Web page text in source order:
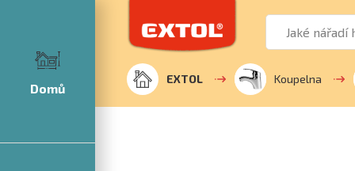
Domů
EXTOL Koupelna